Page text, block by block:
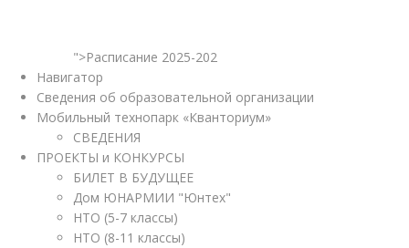
">Расписание 2025-202
Навигатор
Сведения об образовательной организации
Мобильный технопарк «Кванториум»
СВЕДЕНИЯ
ПРОЕКТЫ и КОНКУРСЫ
БИЛЕТ В БУДУЩЕЕ
Дом ЮНАРМИИ "Юнтех"
НТО (5-7 классы)
НТО (8-11 классы)